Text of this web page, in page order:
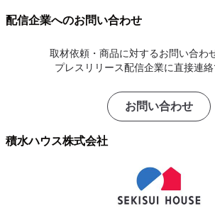
配信企業へのお問い合わせ
取材依頼・商品に対するお問い合わ
プレスリリース配信企業に直接連絡
お問い合わせ
積水ハウス株式会社